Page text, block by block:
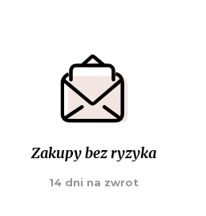
Zakupy bez ryzyka
14 dni na zwrot